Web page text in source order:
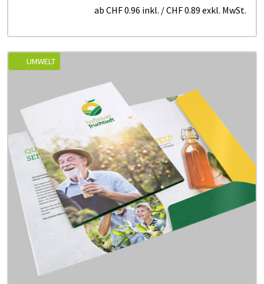
ab CHF 0.96 inkl. /CHF 0.89 exkl. MwSt.
UMWELT